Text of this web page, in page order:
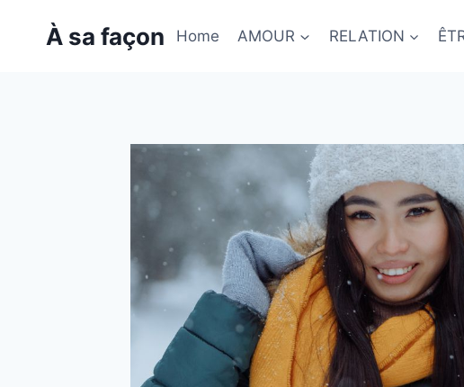
À sa façon Home AMOUR RELATION